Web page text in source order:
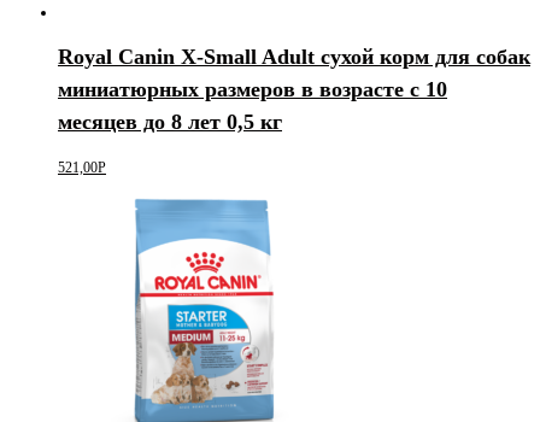
Royal Canin X-Small Adult сухой корм для собак
миниатюрных размеров в возрасте c 10
месяцев до 8 лет 0,5 кг
521,00Р